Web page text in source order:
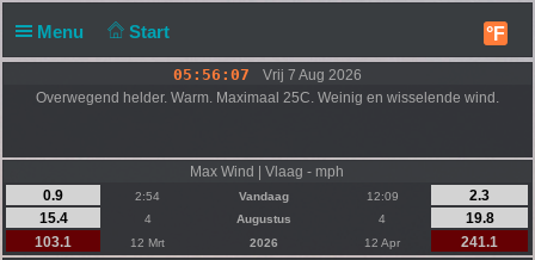
Menu Start °F
05:56:07
Vrij 7 Aug 2026
Overwegend helder. Warm. Maximaal 25C. Weinig en wisselende wind.
Max Wind | Vlaag - mph
0.9
2:54 Vandaag 12:09
2.3
15.4
4 Augustus 4
19.8
103.1
12 Mrt 2026 12 Apr
241.1